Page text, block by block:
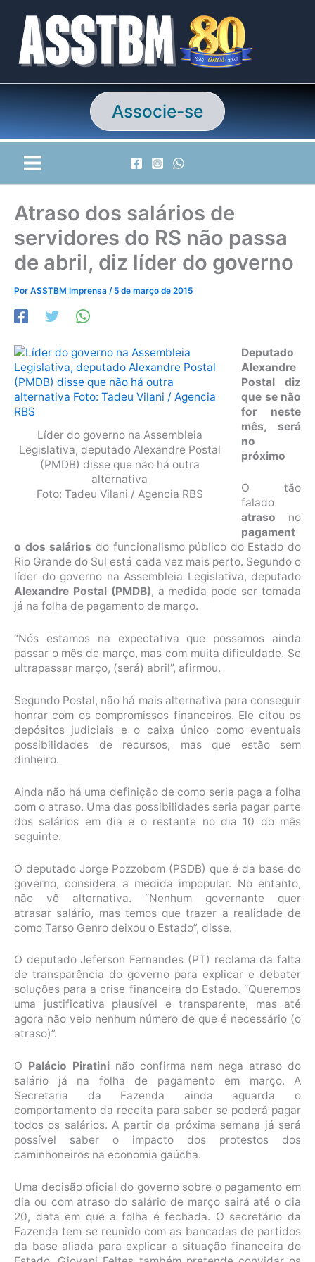
conteúdo
Associe-se
Atraso dos salários de
servidores do RS não passa
de abril, diz líder do governo
Por ASSTBM Imprensa / 5 de março de 2015
Líder do governo na Assembleia
Legislativa, deputado Alexandre Postal
(PMDB) disse que não há outra
alternativa
Foto: Tadeu Vilani / Agencia RBS
Deputado
Alexandre
Postal diz
que se não
for neste
mês, será
no
próximo
O tão
falado
atraso no
pagament
o dos salários do funcionalismo público do Estado do
Rio Grande do Sul está cada vez mais perto. Segundo o
líder do governo na Assembleia Legislativa, deputado
Alexandre Postal (PMDB), a medida pode ser tomada
já na folha de pagamento de março.
“Nós estamos na expectativa que possamos ainda
passar o mês de março, mas com muita dificuldade. Se
ultrapassar março, (será) abril”, afirmou.
Segundo Postal, não há mais alternativa para conseguir
honrar com os compromissos financeiros. Ele citou os
depósitos judiciais e o caixa único como eventuais
possibilidades de recursos, mas que estão sem
dinheiro.
Ainda não há uma definição de como seria paga a folha
com o atraso. Uma das possibilidades seria pagar parte
dos salários em dia e o restante no dia 10 do mês
seguinte.
O deputado Jorge Pozzobom (PSDB) que é da base do
governo, considera a medida impopular. No entanto,
não vê alternativa. “Nenhum governante quer
atrasar salário, mas temos que trazer a realidade de
como Tarso Genro deixou o Estado”, disse.
O deputado Jeferson Fernandes (PT) reclama da falta
de transparência do governo para explicar e debater
soluções para a crise financeira do Estado. “Queremos
uma justificativa plausível e transparente, mas até
agora não veio nenhum número de que é necessário (o
atraso)”.
O Palácio Piratini não confirma nem nega atraso do
salário já na folha de pagamento em março. A
Secretaria da Fazenda ainda aguarda o
comportamento da receita para saber se poderá pagar
todos os salários. A partir da próxima semana já será
possível saber o impacto dos protestos dos
caminhoneiros na economia gaúcha.
Uma decisão oficial do governo sobre o pagamento em
dia ou com atraso do salário de março sairá até o dia
20, data em que a folha é fechada. O secretário da
Fazenda tem se reunido com as bancadas de partidos
da base aliada para explicar a situação financeira do